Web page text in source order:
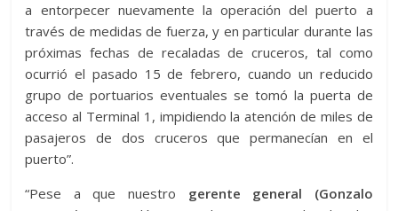
a entorpecer nuevamente la operación del puerto a
través de medidas de fuerza, y en particular durante las
próximas fechas de recaladas de cruceros, tal como
ocurrió el pasado 15 de febrero, cuando un reducido
grupo de portuarios eventuales se tomó la puerta de
acceso al Terminal 1, impidiendo la atención de miles de
pasajeros de dos cruceros que permanecían en el
puerto”.
“Pese a que nuestro gerente general (Gonzalo